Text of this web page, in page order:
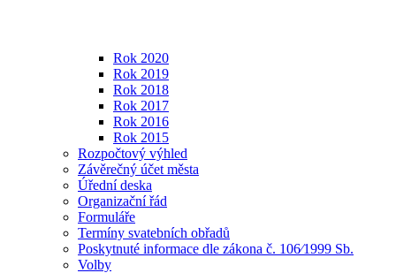
Rok 2020
Rok 2019
Rok 2018
Rok 2017
Rok 2016
Rok 2015
Rozpočtový výhled
Závěrečný účet města
Úřední deska
Organizační řád
Formuláře
Termíny svatebních obřadů
Poskytnuté informace dle zákona č. 106⁄1999 Sb.
Volby